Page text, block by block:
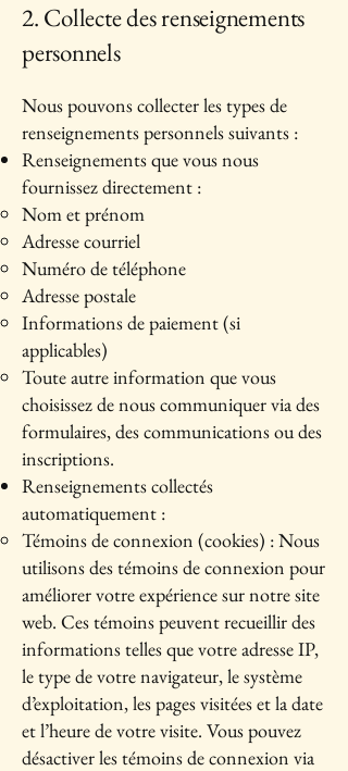
2. Collecte des renseignements
personnels
Nous pouvons collecter les types de
renseignements personnels suivants :
Renseignements que vous nous
fournissez directement :
Nom et prénom
Adresse courriel
Numéro de téléphone
Adresse postale
Informations de paiement (si
applicables)
Toute autre information que vous
choisissez de nous communiquer via des
formulaires, des communications ou des
inscriptions.
Renseignements collectés
automatiquement :
Témoins de connexion (cookies) : Nous
utilisons des témoins de connexion pour
améliorer votre expérience sur notre site
web. Ces témoins peuvent recueillir des
informations telles que votre adresse IP,
le type de votre navigateur, le système
d’exploitation, les pages visitées et la date
et l’heure de votre visite. Vous pouvez
désactiver les témoins de connexion via